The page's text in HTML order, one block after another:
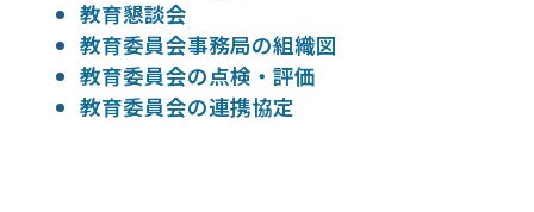
教育懇談会
教育委員会事務局の組織図
教育委員会の点検・評価
教育委員会の連携協定